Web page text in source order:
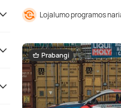
Lojalumo programos
Prabangi